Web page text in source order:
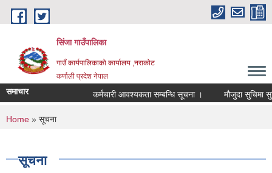
Skip to main content
सिंजा गाउँपालिका
गाउँ कार्यपालिकाको कार्यालय ,नराकोट
कर्णाली प्रदेश नेपाल
समाचार कर्मचारी आवश्यकता सम्बन्धि सूचना । मौजुदा सुचिमा
You are here
Home » सूचना
सूचना